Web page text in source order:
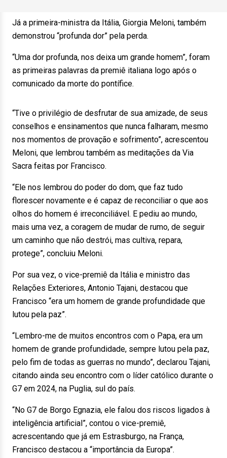
Já a primeira-ministra da Itália, Giorgia Meloni, também
demonstrou “profunda dor” pela perda.
“Uma dor profunda, nos deixa um grande homem”, foram
as primeiras palavras da premiê italiana logo após o
comunicado da morte do pontífice.
“Tive o privilégio de desfrutar de sua amizade, de seus
conselhos e ensinamentos que nunca falharam, mesmo
nos momentos de provação e sofrimento”, acrescentou
Meloni, que lembrou também as meditações da Via
Sacra feitas por Francisco.
“Ele nos lembrou do poder do dom, que faz tudo
florescer novamente e é capaz de reconciliar o que aos
olhos do homem é irreconciliável. E pediu ao mundo,
mais uma vez, a coragem de mudar de rumo, de seguir
um caminho que não destrói, mas cultiva, repara,
protege”, concluiu Meloni.
Por sua vez, o vice-premiê da Itália e ministro das
Relações Exteriores, Antonio Tajani, destacou que
Francisco “era um homem de grande profundidade que
lutou pela paz”.
“Lembro-me de muitos encontros com o Papa, era um
homem de grande profundidade, sempre lutou pela paz,
pelo fim de todas as guerras no mundo”, declarou Tajani,
citando ainda seu encontro com o líder católico durante o
G7 em 2024, na Puglia, sul do país.
“No G7 de Borgo Egnazia, ele falou dos riscos ligados à
inteligência artificial”, contou o vice-premiê,
acrescentando que já em Estrasburgo, na França,
Francisco destacou a “importância da Europa”.